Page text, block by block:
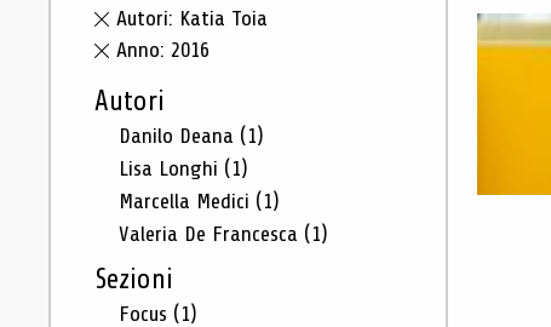
Autori: Katia Toia
Anno: 2016
Autori
Danilo Deana (1)
Lisa Longhi (1)
Marcella Medici (1)
Valeria De Francesca (1)
Sezioni
Focus (1)